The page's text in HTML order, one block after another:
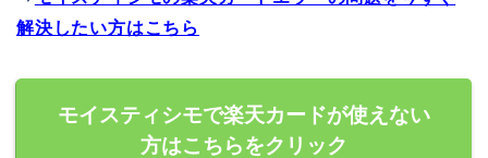
解決したい方はこちら
モイスティシモで楽天カードが使えない
方はこちらをクリック